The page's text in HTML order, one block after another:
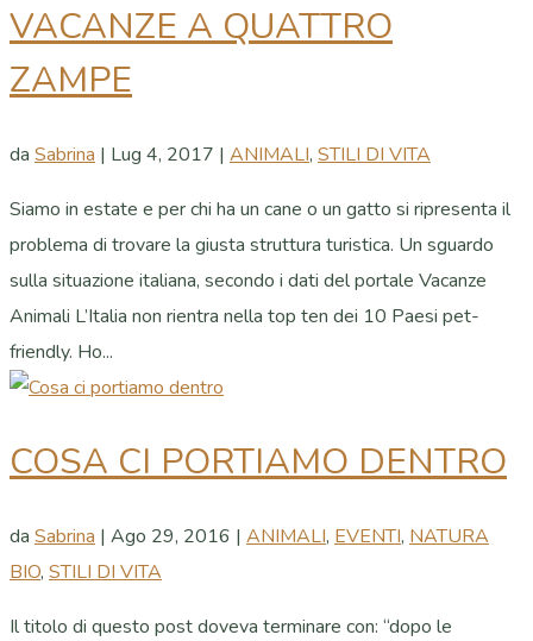
VACANZE A QUATTRO
ZAMPE
da Sabrina | Lug 4, 2017 | ANIMALI, STILI DI VITA
Siamo in estate e per chi ha un cane o un gatto si ripresenta il
problema di trovare la giusta struttura turistica. Un sguardo
sulla situazione italiana, secondo i dati del portale Vacanze
Animali L’Italia non rientra nella top ten dei 10 Paesi pet-
friendly. Ho...
COSA CI PORTIAMO DENTRO
da Sabrina | Ago 29, 2016 | ANIMALI, EVENTI, NATURA
BIO, STILI DI VITA
Il titolo di questo post doveva terminare con: “dopo le